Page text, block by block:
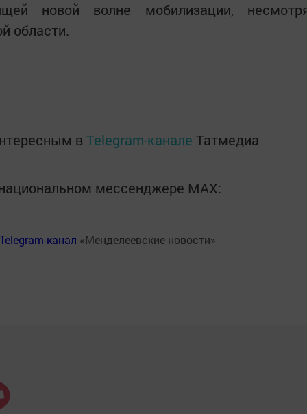
новой волне мобилизации,
области.
в Telegram-канале Татмедиа
мессенджере MАХ:
Telegram-канал «Менделеевские новости»